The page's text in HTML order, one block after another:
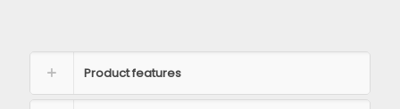
Product features